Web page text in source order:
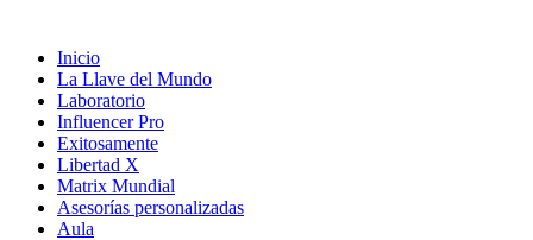
Inicio
La Llave del Mundo
Laboratorio
Influencer Pro
Exitosamente
Libertad X
Matrix Mundial
Asesorías personalizadas
Aula